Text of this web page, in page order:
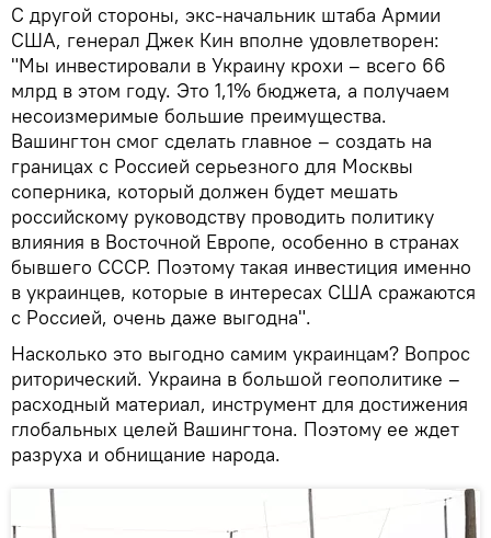
С другой стороны, экс-начальник штаба Армии
США, генерал Джек Кин вполне удовлетворен:
"Мы инвестировали в Украину крохи – всего 66
млрд в этом году. Это 1,1% бюджета, а получаем
несоизмеримые большие преимущества.
Вашингтон смог сделать главное – создать на
границах с Россией серьезного для Москвы
соперника, который должен будет мешать
российскому руководству проводить политику
влияния в Восточной Европе, особенно в странах
бывшего СССР. Поэтому такая инвестиция именно
в украинцев, которые в интересах США сражаются
с Россией, очень даже выгодна".
Насколько это выгодно самим украинцам? Вопрос
риторический. Украина в большой геополитике –
расходный материал, инструмент для достижения
глобальных целей Вашингтона. Поэтому ее ждет
разруха и обнищание народа.